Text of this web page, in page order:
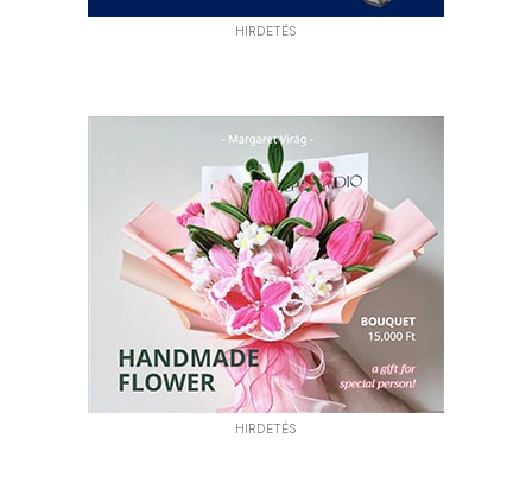
HIRDETÉS
HIRDETÉS